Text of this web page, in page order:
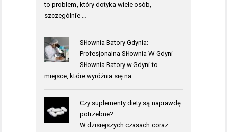
to problem, który dotyka wiele osób,
szczególnie …
Siłownia Batory Gdynia:
Profesjonalna Siłownia W Gdyni
Siłownia Batory w Gdyni to
miejsce, które wyróżnia się na …
Czy suplementy diety są naprawdę
potrzebne?
W dzisiejszych czasach coraz